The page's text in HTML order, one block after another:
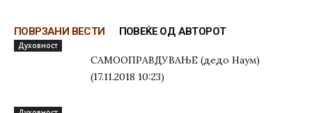
ПОВРЗАНИ ВЕСТИ ПОВЕЌЕ ОД АВТОРОТ
Духовност
САМООПРАВДУВАЊЕ (дедо Наум)
(17.11.2018 10:23)